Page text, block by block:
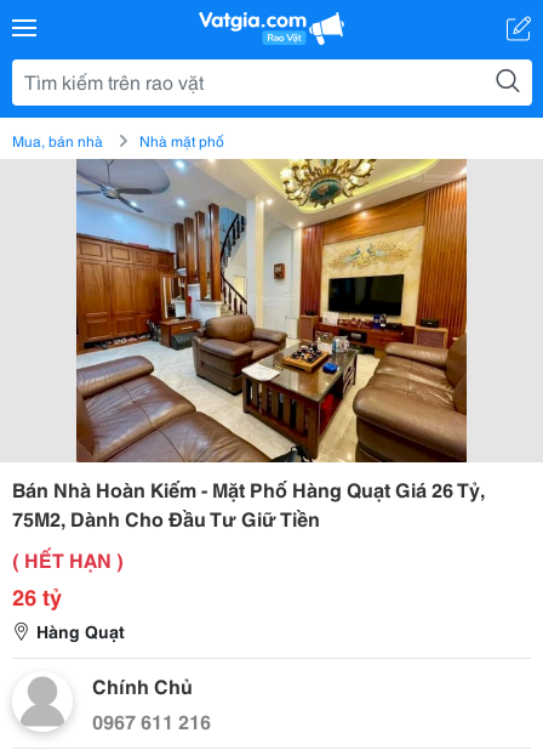
Mua, bán nhà Nhà mặt phố
Bán Nhà Hoàn Kiếm - Mặt Phố Hàng Quạt Giá 26 Tỷ,
75M2, Dành Cho Đầu Tư Giữ Tiền
( HẾT HẠN )
26 tỷ
Hàng Quạt
Chính Chủ
0967 611 216